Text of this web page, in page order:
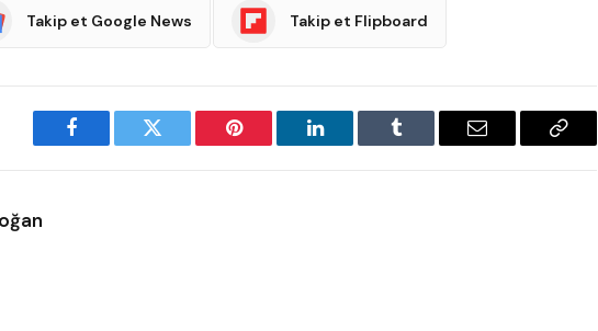
Takip et Google News Takip et Flipboard
Facebook Twitter Pinterest LinkedIn Tumblr Email
Copy